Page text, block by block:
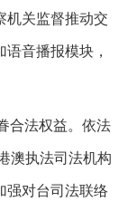
机关监督推动交
音播报模块，
合法权益。依法
澳执法司法机构
强对台司法联络